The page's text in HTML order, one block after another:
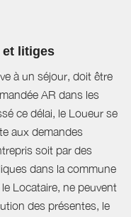
litiges
à un séjour, doit être
AR dans les
ce délai, le Loueur se
aux demandes
soit par des
dans la commune
Locataire, ne peuvent
des présentes, le